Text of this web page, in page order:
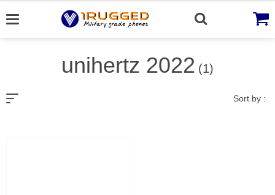
to
unihertz 2022 (1)
Sort by :